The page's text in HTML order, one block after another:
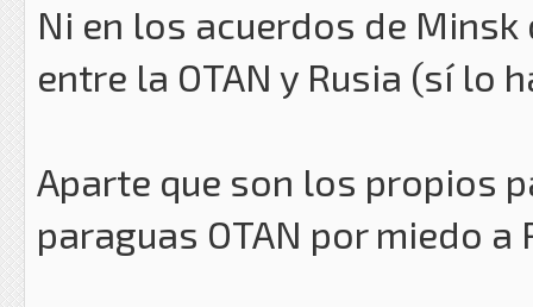
Ni en los acuerdos de
entre la OTAN y Rusia (sí lo
Aparte que son los propios
paraguas OTAN por miedo a